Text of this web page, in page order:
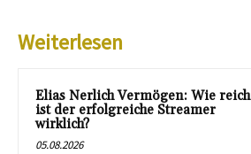
Weiterlesen
Elias Nerlich Vermögen: Wie reich
ist der erfolgreiche Streamer
wirklich?
05.08.2026